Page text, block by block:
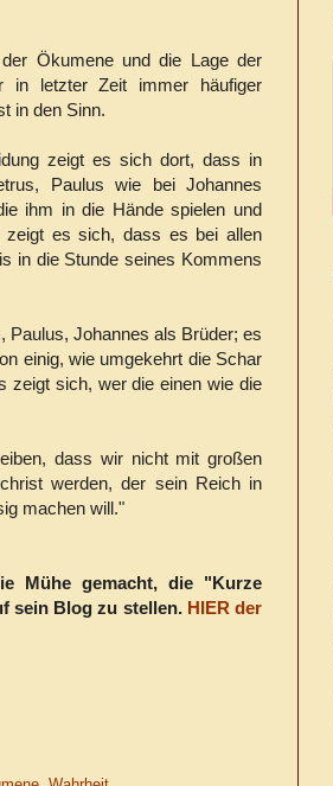
Ökumene und die Lage der
in letzter Zeit immer häufiger
in den Sinn.
zeigt es sich dort, dass in
Paulus wie bei Johannes
ihm in die Hände spielen und
zeigt es sich, dass es bei allen
in die Stunde seines Kommens
Paulus, Johannes als Brüder; es
einig, wie umgekehrt die Schar
zeigt sich, wer die einen wie die
dass wir nicht mit großen
werden, der sein Reich in
machen will."
Mühe gemacht, die "Kurze
sein Blog zu stellen. HIER der